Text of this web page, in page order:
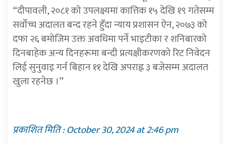
“दीपावली, २०८१ को उपलक्ष्यमा कात्तिक १५ देखि १९ गतेसम्म
सर्वोच्च अदालत बन्द रहने हुँदा न्याय प्रशासन ऐन, २०७३ को
दफा २६ बमोजिम उक्त अवधिमा पर्ने भाइटीका र शनिबारको
दिनबाहेक अन्य दिनहरूमा बन्दी प्रत्यक्षीकरणको रिट निवेदन
लिई सुनुवाइ गर्न बिहान ११ देखि अपराह्न ३ बजेसम्म अदालत
खुला रहनेछ ।”
प्रकाशित मिति : October 30, 2024 at 2:46 pm